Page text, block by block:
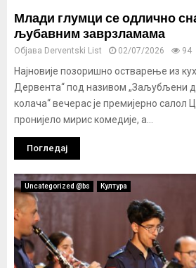
Млади глумци се одлично
љубавним заврзламама
Објава Derventski List 02/07/2026 94
Најновије позоришно остварење из
Дервента“ под називом „Заљубљени
колача“ вечерас је премијерно салол
пронијело мирис комедије, а...
Погледај
Uncategorized @bs Култура